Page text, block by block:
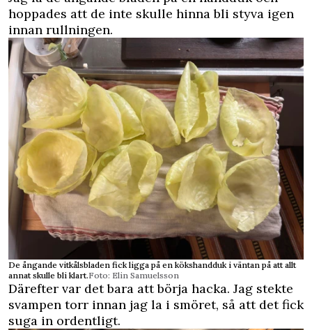
hoppades att de inte skulle hinna bli styva igen
innan rullningen.
De ångande vitkålsbladen fick ligga på en kökshandduk i väntan på att allt
annat skulle bli klart.Foto: Elin Samuelsson
Därefter var det bara att börja hacka. Jag stekte
svampen torr innan jag la i smöret, så att det fick
suga in ordentligt.